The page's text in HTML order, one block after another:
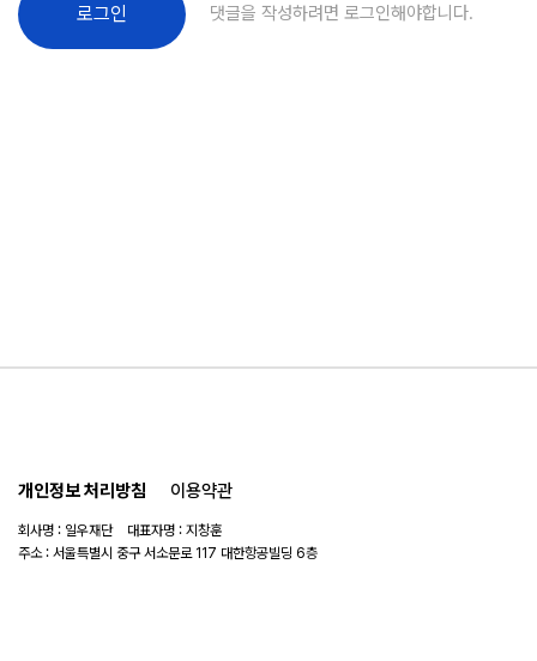
로그인 댓글을 작성하려면 로그인해야합니다.
개인정보 처리방침 이용약관
회사명 : 일우재단 대표자명 : 지창훈
주소 : 서울특별시 중구 서소문로 117 대한항공빌딩 6층